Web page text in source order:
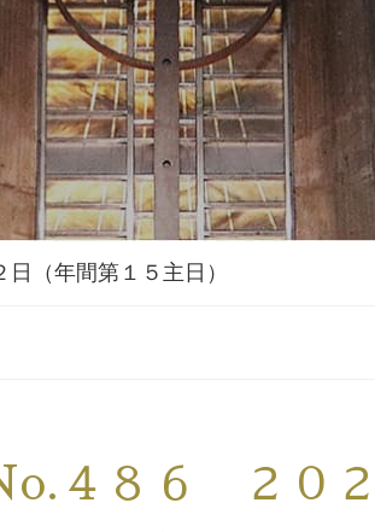
（年間第１５主日）
４８６ ２０